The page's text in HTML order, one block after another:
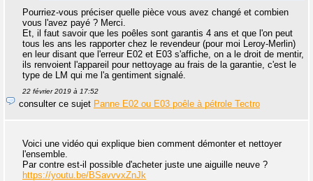
Pourriez-vous préciser quelle pièce vous avez changé et combien
vous l'avez payé ? Merci.
Et, il faut savoir que les poêles sont garantis 4 ans et que l'on peut
tous les ans les rapporter chez le revendeur (pour moi Leroy-Merlin)
en leur disant que l'erreur E02 et E03 s'affiche, on a le droit de mentir,
ils renvoient l'appareil pour nettoyage au frais de la garantie, c'est le
type de LM qui me l'a gentiment signalé.
22 février 2019 à 17:52
consulter ce sujet Panne E02 ou E03 poêle à pétrole Tectro
Voici une vidéo qui explique bien comment démonter et nettoyer
l'ensemble.
Par contre est-il possible d'acheter juste une aiguille neuve ?
https://youtu.be/BSavvvxZnJk